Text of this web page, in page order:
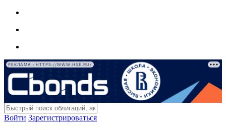
РЕКЛАМА • HTTPS://WWW.HSE.RU/
Войти Зарегистрироваться